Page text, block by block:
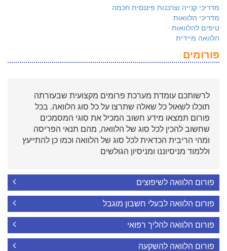
מדריכי קנייה וצרכנות פיננסית חכמה
מדריכי הלוואות
טיפים להלוואות
הלוואה מיידית
פורומים
לרשותכם עומדת מערכת פרומים מקצועית שבעזרתה
תוכלו לשאול כל שאלה שתרצו על כל סוג הלוואה. בכל
פורום תמצאו מידע חשוב המכיל את סוגי המסמכים
שחשוב להכין לכל סוג של הלוואה, מהם תנאי הפריסה
ומהי הריבית הכדאית לכל סוג של הלוואה וכמו כן להתייעץ
וללמוד מניסיוננו ומניסיון הגולשים
פורום הלוואה לשיפוצים
פורום הלוואה לבעלי חשבון מוגבל
פורום הלוואה להליך רפואי
פורום הלוואה להשקעה